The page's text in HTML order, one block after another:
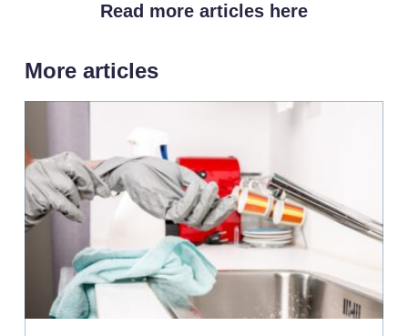
Read more articles here
More articles